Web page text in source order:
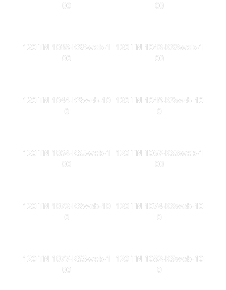
00 00
120 TN 1038-KS3web-1
00
120 TN 1042-KS3web-1
00
120 TN 1044-KSweb-10
0
120 TN 1048-KSweb-10
0
120 TN 1054-KS5web-1
00
120 TN 1067-KS3web-1
00
120 TN 1072-KSweb-10
0
120 TN 1074-KSweb-10
0
120 TN 1077-KS3web-1
00
120 TN 1082-KSweb-10
0